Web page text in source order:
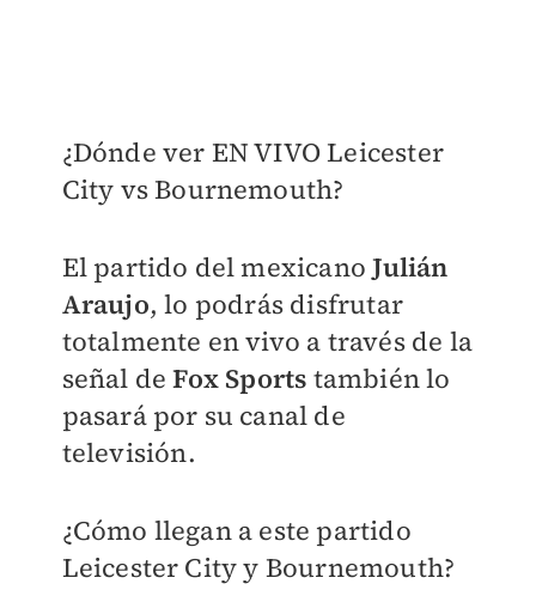
¿Dónde ver EN VIVO Leicester
City vs Bournemouth?
El partido del mexicanoJulián
Araujo, lo podrás disfrutar
totalmente en vivo a través de la
señal deFox Sports también lo
pasará por su canal de
televisión.
¿Cómo llegan a este partido
Leicester City y Bournemouth?